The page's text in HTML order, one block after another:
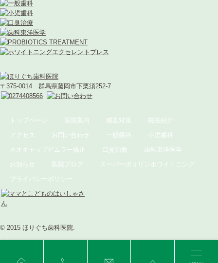
〒375-0014 群馬県藤岡市下栗須252-7
トップページ 医院案内 感染対策
院長紹介
アクセス
お問い合わせ 一般歯科
小児歯科
ネオキャップビムラー矯正
口臭治療
歯科東洋医学
お知らせ
医院ブログ
スーパーポリリンホワイトニング
プライバシーポリシー
© 2015 ほりぐち歯科医院.